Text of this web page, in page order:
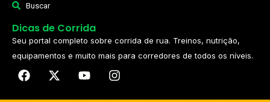
Buscar
Dicas de Corrida
Seu portal completo sobre corrida de rua. Treinos, nutrição,
equipamentos e muito mais para corredores de todos os níveis.​